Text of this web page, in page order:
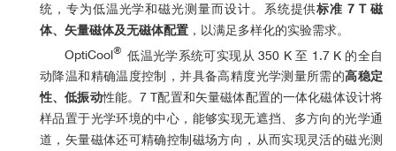
统，专为低温光学和磁光测量而设计。系统提供标准 7 T 磁
体、矢量磁体及无磁体配置 ，以满足多样化的实验需求。
OptiCool® 低温光学系统可实现从 350 K 至 1.7 K 的全自
动降温和精确温度控制，并具备高精度光学测量所需的高稳定
性、低振动性能。7 T配置和矢量磁体配置的一体化磁体设计将
样品置于光学环境的中心，能够实现无遮挡、多方向的光学通
道，矢量磁体还可精确控制磁场方向，从而实现灵活的磁光测